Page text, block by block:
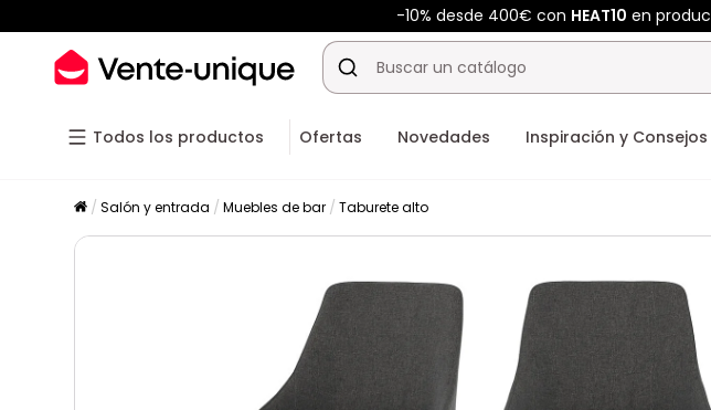
-10% desde 400€ con HEAT10 en
Todos los productos Ofertas Novedades Inspiración y Consejos
Salón y entrada Muebles de bar Taburete alto